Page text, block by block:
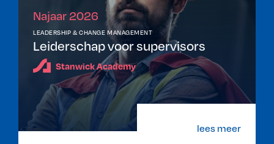
Najaar 2026
LEADERSHIP & CHANGE MANAGEMENT
Leiderschap voor supervisors
Stanwick Academy
lees meer